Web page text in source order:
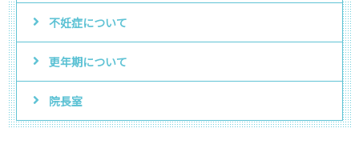
不妊症について
更年期について
院長室